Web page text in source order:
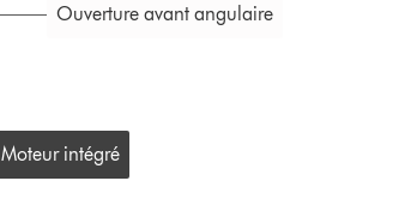
Ouverture avant angulaire
Moteur intégré